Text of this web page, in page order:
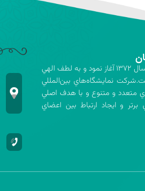
شركت نمايشگاه‌هاي بين‌المللي استان اصفهان فعاليت خود را در سال ۱۳۷۲ آغاز نمود و به لطف الهي
نمايشگاه‌هاي بين‌المللي
متعدد و متنوع و با هدف اصلي
و ايجاد ارتباط بين اعضاي